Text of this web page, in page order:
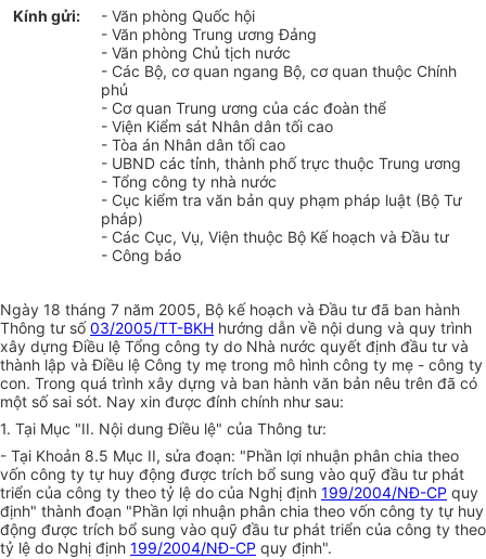
Kính gửi:
- Văn phòng Quốc hội
- Văn phòng Trung ương Đảng
- Văn phòng Chủ tịch nước
- Các Bộ, cơ quan ngang Bộ, cơ quan thuộc Chính
phủ
- Cơ quan Trung ương của các đoàn thể
- Viện Kiểm sát Nhân dân tối cao
- Tòa án Nhân dân tối cao
- UBND các tỉnh, thành phố trực thuộc Trung ương
- Tổng công ty nhà nước
- Cục kiểm tra văn bản quy phạm pháp luật (Bộ Tư
pháp)
- Các Cục, Vụ, Viện thuộc Bộ Kế hoạch và Đầu tư
- Công báo
Ngày 18 tháng 7 năm 2005, Bộ kế hoạch và Đầu tư đã ban hành
Thông tư số03/2005/TT-BKH hướng dẫn về nội dung và quy trình
xây dựng Điều lệ Tổng công ty do Nhà nước quyết định đầu tư và
thành lập và Điều lệ Công ty mẹ trong mô hình công ty mẹ - công ty
con. Trong quá trình xây dựng và ban hành văn bản nêu trên đã có
một số sai sót. Nay xin được đính chính như sau:
1. Tại Mục "II. Nội dung Điều lệ" của Thông tư:
- Tại Khoản 8.5 Mục II, sửa đoạn: "Phần lợi nhuận phân chia theo
vốn công ty tự huy động được trích bổ sung vào quỹ đầu tư phát
triển của công ty theo tỷ lệ do của Nghị định 199/2004/NĐ-CP quy
định" thành đoạn "Phần lợi nhuận phân chia theo vốn công ty tự huy
động được trích bổ sung vào quỹ đầu tư phát triển của công ty theo
tỷ lệ do Nghị định 199/2004/NĐ-CP quy định".